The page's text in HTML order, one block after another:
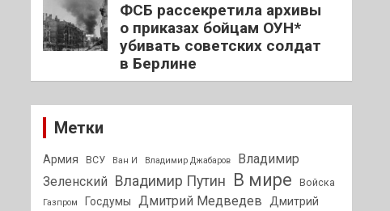
ФСБ рассекретила архивы
о приказах бойцам ОУН*
убивать советских солдат
в Берлине
Метки
Армия ВСУ Ван И Владимир Джабаров
Владимир
Зеленский
Владимир Путин В мире Войска
Газпром Госдумы Дмитрий Медведев Дмитрий